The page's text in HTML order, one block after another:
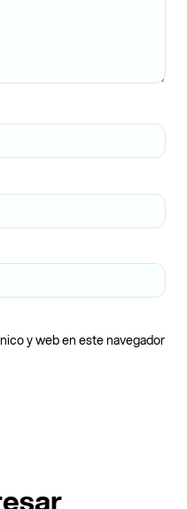
y web en este navegador